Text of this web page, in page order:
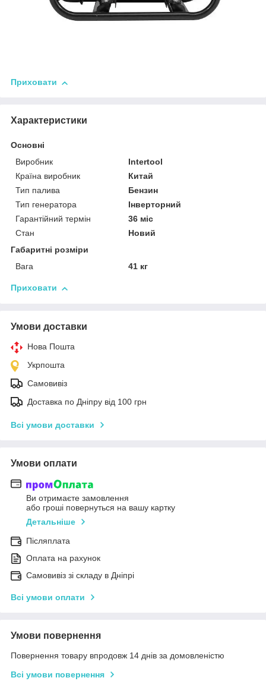
Приховати
Характеристики
Основні
Виробник
Intertool
Країна виробник
Китай
Тип палива
Бензин
Тип генератора
Інверторний
Гарантійний термін
36 міс
Стан
Новий
Габаритні розміри
Вага
41 кг
Приховати
Умови доставки
Нова Пошта
Укрпошта
Самовивіз
Доставка по Дніпру від 100 грн
Всі умови доставки
Умови оплати
Ви отримаєте замовлення
або гроші повернуться на вашу картку
Детальніше
Післяплата
Оплата на рахунок
Самовивіз зі складу в Дніпрі
Всі умови оплати
Умови повернення
Повернення товару впродовж 14 днів за домовленістю
Всі умови повернення